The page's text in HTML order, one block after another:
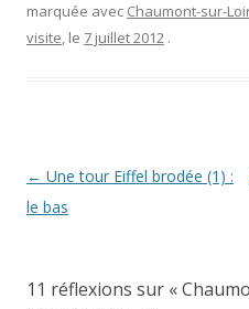
marquée avec Chaumont-sur-
visite, le 7 juillet 2012 .
Navigation
des
← Une tour Eiffel brodée (1) :
le bas
11 réflexions sur «